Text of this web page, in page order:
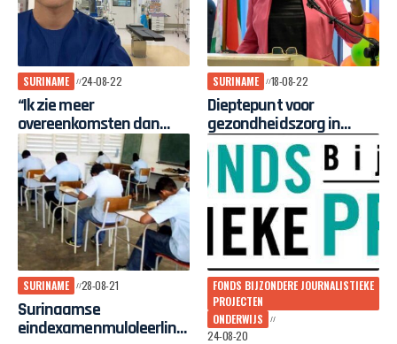
SURINAME 24-08-22
“Ik zie meer
overeenkomsten dan
verschillen met hoe het
gaat in Suriname”
SURINAME 18-08-22
Dieptepunt voor
gezondheidszorg in
Suriname
SURINAME 28-08-21
Surinaamse
eindexamenmuloleerling
FONDS BIJZONDERE JOURNALISTIEKE
PROJECTEN
ONDERWIJS
24-08-20